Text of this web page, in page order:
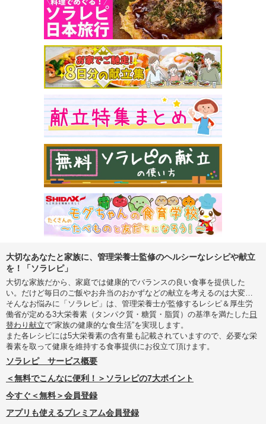
大切なあなたと家族に、管理栄養士監修のヘルシーなレシピや献立
を！「ソラレピ」
大切な家族だから、家庭では健康的でバランスの良い食事を提供した
い。だけど毎日のご飯やお弁当のおかずなどの献立を考えるのは大変…
そんなお悩みに「ソラレピ」は、管理栄養士が監修するレシピ＆厚生労
働省が定める3大栄養素（タンパク質・糖質・脂質）の基準を満たした 日
替わり献立で“家族の健康的な食生活”を実現します。
また各レシピには5大栄養素の含有量も記載されていますので、必要な栄
養素を取って健康を維持する食事提供にお役立て頂けます。
ソラレピ サービス概要
＜無料でこんなに便利！＞ソラレピの7大ポイント
今すぐ＜無料＞会員登録
アプリも使えるプレミアム会員登録